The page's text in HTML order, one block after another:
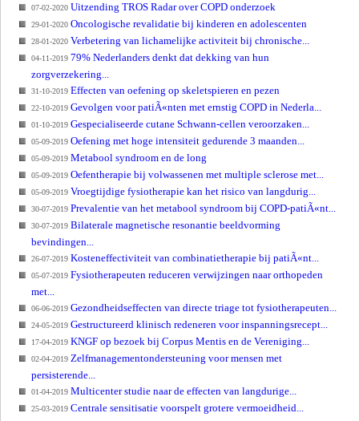
07-02-2020 Uitzending TROS Radar over COPD onderzoek
29-01-2020 Oncologische revalidatie bij kinderen en adolescenten
28-01-2020 Verbetering van lichamelijke activiteit bij chronische...
04-11-2019 79% Nederlanders denkt dat dekking van hun
zorgverzekering...
31-10-2019 Effecten van oefening op skeletspieren en pezen
22-10-2019 Gevolgen voor patiÃ«nten met ernstig COPD in Nederla...
01-10-2019 Gespecialiseerde cutane Schwann-cellen veroorzaken...
05-09-2019 Oefening met hoge intensiteit gedurende 3 maanden...
05-09-2019 Metabool syndroom en de long
05-09-2019 Oefentherapie bij volwassenen met multiple sclerose met...
05-09-2019 Vroegtijdige fysiotherapie kan het risico van langdurig...
30-07-2019 Prevalentie van het metabool syndroom bij COPD-patiÃ«nt...
30-07-2019 Bilaterale magnetische resonantie beeldvorming
bevindingen...
26-07-2019 Kosteneffectiviteit van combinatietherapie bij patiÃ«nt...
05-07-2019 Fysiotherapeuten reduceren verwijzingen naar orthopeden
met...
06-06-2019 Gezondheidseffecten van directe triage tot fysiotherapeuten...
24-05-2019 Gestructureerd klinisch redeneren voor inspanningsrecept...
17-04-2019 KNGF op bezoek bij Corpus Mentis en de Vereniging...
02-04-2019 Zelfmanagementondersteuning voor mensen met
persisterende...
01-04-2019 Multicenter studie naar de effecten van langdurige...
25-03-2019 Centrale sensitisatie voorspelt grotere vermoeidheid...